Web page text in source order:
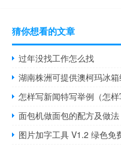
猜你想看的文章
过年没找工作怎么找
湖南株洲可提供澳柯玛冰
怎样写新闻特写举例（怎样
面包机做面包的配方及做法